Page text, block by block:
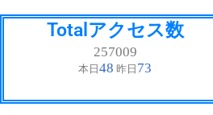
Totalアクセス数